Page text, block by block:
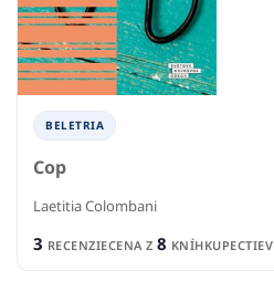
BELETRIA
Cop
Laetitia Colombani
3 RECENZIECENA Z 8 KNÍHKUPECTIEV